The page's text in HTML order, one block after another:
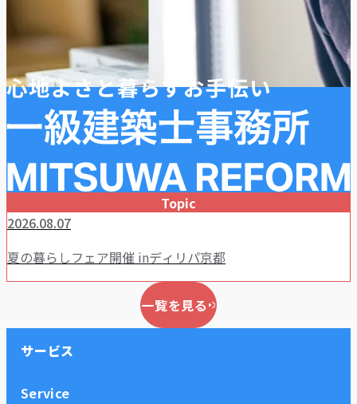
Topic
2026.08.07
夏の暮らしフェア開催 inディリパ京都
一覧を見る
サービス
Service